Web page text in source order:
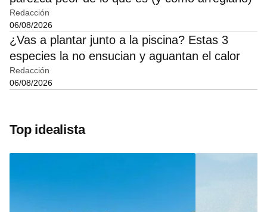
Redacción
06/08/2026
¿Vas a plantar junto a la piscina? Estas 3
especies la no ensucian y aguantan el calor
Redacción
06/08/2026
Top idealista